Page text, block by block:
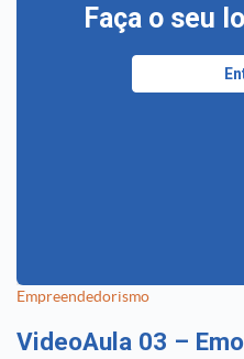
Faça o seu
Empreendedorismo
VideoAula 03 –